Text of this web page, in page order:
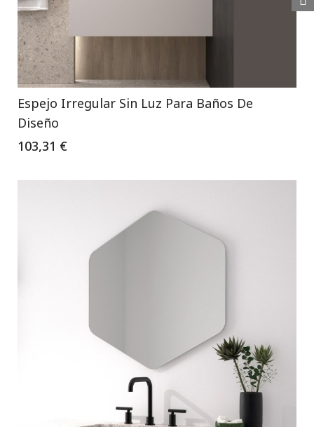
Espejo Irregular Sin Luz Para Baños De
Diseño
103,31 €